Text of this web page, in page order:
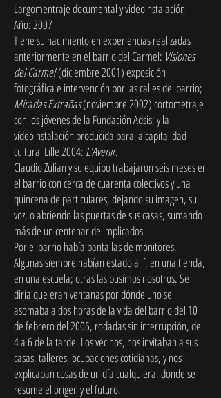
Largomentraje documental y videoinstalación
Año: 2007
Tiene su nacimiento en experiencias realizadas
anteriormente en el barrio del Carmel: Visiones
del Carmel(diciembre 2001) exposición
fotográfica e intervención por las calles del barrio;
Miradas Extrañas(noviembre 2002) cortometraje
con los jóvenes de la Fundación Adsis; y la
vídeoinstalación producida para la capitalidad
cultural Lille 2004: L’Avenir.
Claudio Zulian y su equipo trabajaron seis meses en
el barrio con cerca de cuarenta colectivos y una
quincena de particulares, dejando su imagen, su
voz, o abriendo las puertas de sus casas, sumando
más de un centenar de implicados.
Por el barrio había pantallas de monitores.
Algunas siempre habían estado allí, en una tienda,
en una escuela; otras las pusímos nosotros. Se
diría que eran ventanas por dónde uno se
asomaba a dos horas de la vida del barrio del 10
de febrero del 2006, rodadas sin interrupción, de
4 a 6 de la tarde. Los vecinos, nos invitaban a sus
casas, talleres, ocupaciones cotidianas, y nos
explicaban cosas de un día cualquiera, donde se
resume el origen y el futuro.